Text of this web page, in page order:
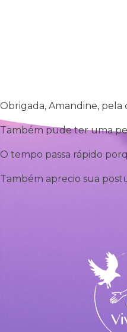
Obrigada, Amandine, pela
Também pude ter uma
O tempo passa rápido
Também aprecio sua